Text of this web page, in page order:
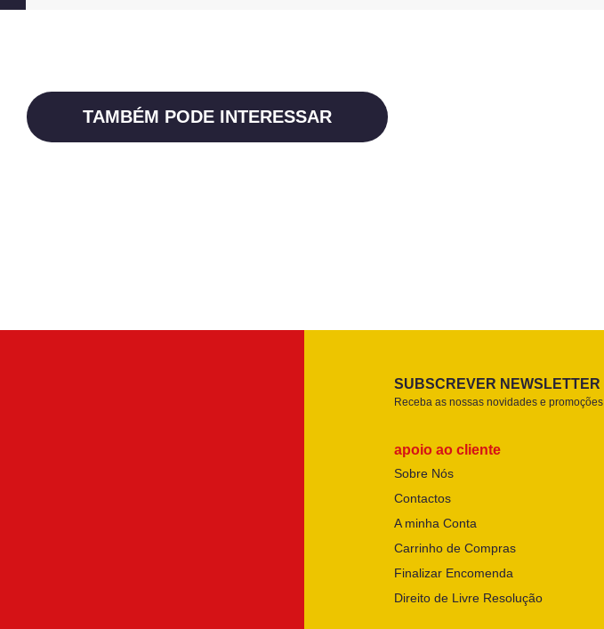
TAMBÉM PODE INTERESSAR
SUBSCREVER NEWSLETTER
Receba as nossas novidades e promoções
apoio ao cliente
Sobre Nós
Contactos
A minha Conta
Carrinho de Compras
Finalizar Encomenda
Direito de Livre Resolução